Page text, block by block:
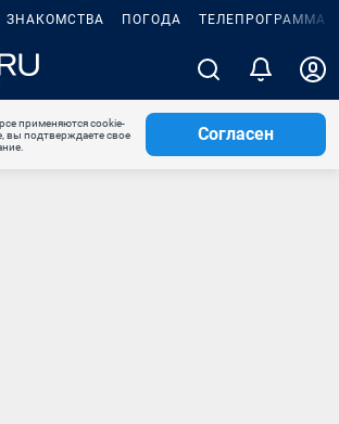
ЗНАКОМСТВА ПОГОДА ТЕЛЕПРОГРАММА
применяются cookie-
вы подтверждаете свое
Согласен